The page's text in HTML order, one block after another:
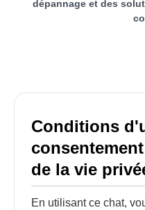
dépannage et des
Conditions
de la vie
En utilisant ce chat,